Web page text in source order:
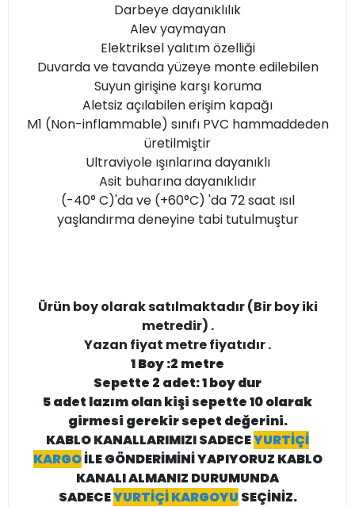
Darbeye dayanıklılık
Alev yaymayan
Elektriksel yalıtım özelliği
Duvarda ve tavanda yüzeye monte edilebilen
Suyun girişine karşı koruma
Aletsiz açılabilen erişim kapağı
M1 (Non-inflammable) sınıfı PVC hammaddeden
üretilmiştir
Ultraviyole ışınlarına dayanıklı
Asit buharına dayanıklıdır
(-40° C)'da ve (+60°C) 'da 72 saat ısıl
yaşlandırma deneyine tabi tutulmuştur
Ürün boy olarak satılmaktadır (Bir boy iki
metredir) .
Yazan fiyat metre fiyatıdır .
1 Boy :2 metre
Sepette 2 adet: 1 boy dur
5 adet lazım olan kişi sepette 10 olarak
girmesi gerekir sepet değerini.
KABLO KANALLARIMIZI SADECEYURTİÇİ
KARGOİLE GÖNDERİMİNİ YAPIYORUZ KABLO
KANALI ALMANIZ DURUMUNDA
SADECEYURTİÇİ KARGOYU SEÇİNİZ.